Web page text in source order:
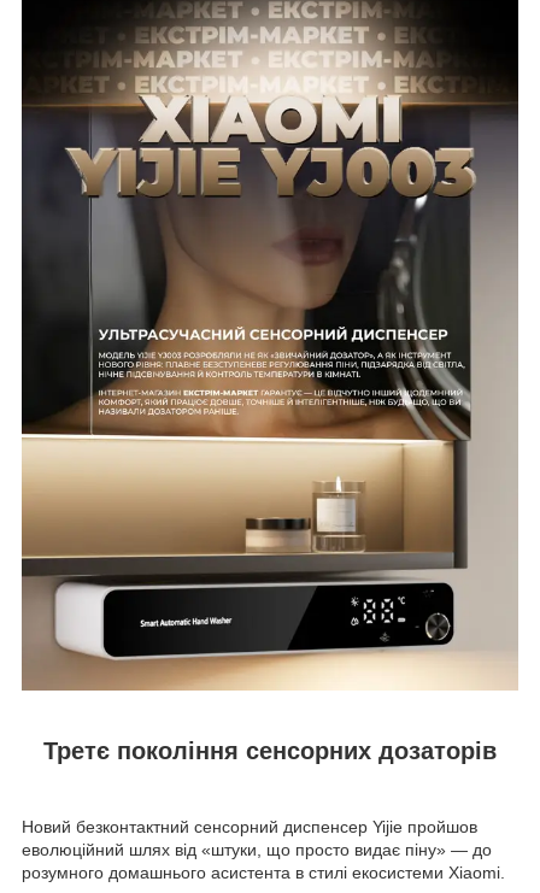
Третє покоління сенсорних дозаторів
Новий безконтактний сенсорний диспенсер Yijie пройшов
еволюційний шлях від «штуки, що просто видає піну» — до
розумного домашнього асистента в стилі екосистеми Xiaomi.